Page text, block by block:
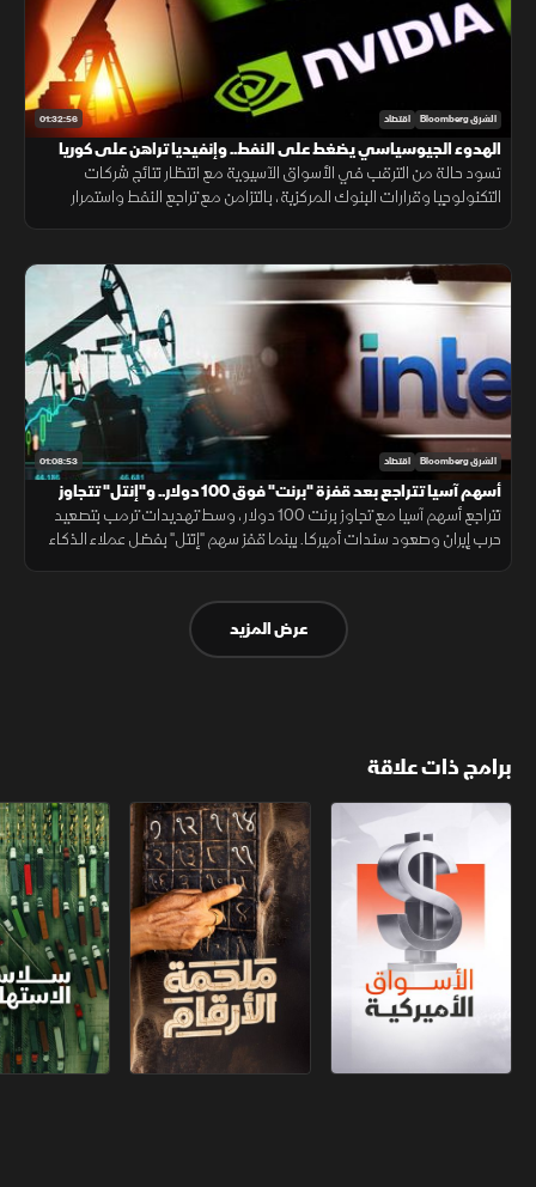
01:32:56 الشرق Bloomberg اقتصاد
الهدوء الجيوسياسي يضغط على النفط.. وإنفيديا تراهن على كوريا
تسود حالة من الترقب في الأسواق الآسيوية مع انتظار نتائج شركات
التكنولوجيا وقرارات البنوك المركزية، بالتزامن مع تراجع النفط واستمرار
01:08:53 الشرق Bloomberg اقتصاد
أسهم آسيا تتراجع بعد قفزة "برنت" فوق 100 دولار.. و"إنتل" تتجاوز
التوقعات
تتراجع أسهم آسيا مع تجاوز برنت 100 دولار، وسط تهديدات ترمب بتصعيد
حرب إيران وصعود سندات أميركا. بينما قفز سهم "إنتل" بفضل عملاء الذكاء
عرض المزيد
برامج ذات علاقة
الأسواق الأميركية ملحمة الأرقام سلاسل